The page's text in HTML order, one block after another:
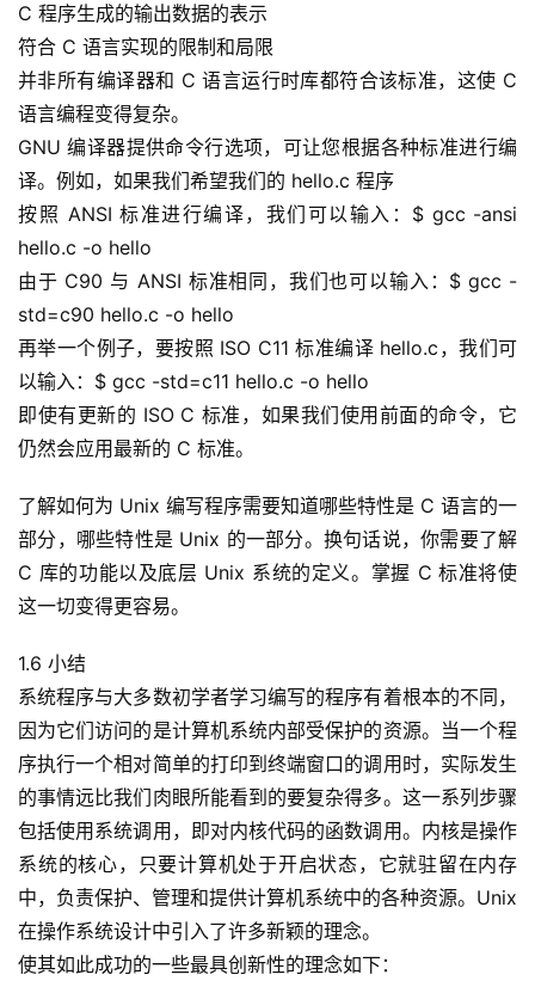
C 程序生成的输出数据的表示
符合 C 语言实现的限制和局限
并非所有编译器和 C 语言运行时库都符合该标准，这使 C
语言编程变得复杂。
GNU 编译器提供命令行选项，可让您根据各种标准进行编
译。例如，如果我们希望我们的 hello.c 程序
按照 ANSI 标准进行编译，我们可以输入：$ gcc -ansi
hello.c -o hello
由于 C90 与 ANSI 标准相同，我们也可以输入：$ gcc -
std=c90 hello.c -o hello
再举一个例子，要按照 ISO C11 标准编译 hello.c，我们可
以输入：$ gcc -std=c11 hello.c -o hello
即使有更新的 ISO C 标准，如果我们使用前面的命令，它
仍然会应用最新的 C 标准。
了解如何为 Unix 编写程序需要知道哪些特性是 C 语言的一
部分，哪些特性是 Unix 的一部分。换句话说，你需要了解
C 库的功能以及底层 Unix 系统的定义。掌握 C 标准将使
这一切变得更容易。
1.6 小结
系统程序与大多数初学者学习编写的程序有着根本的不同，
因为它们访问的是计算机系统内部受保护的资源。当一个程
序执行一个相对简单的打印到终端窗口的调用时，实际发生
的事情远比我们肉眼所能看到的要复杂得多。这一系列步骤
包括使用系统调用，即对内核代码的函数调用。内核是操作
系统的核心，只要计算机处于开启状态，它就驻留在内存
中，负责保护、管理和提供计算机系统中的各种资源。Unix
在操作系统设计中引入了许多新颖的理念。
使其如此成功的一些最具创新性的理念如下：